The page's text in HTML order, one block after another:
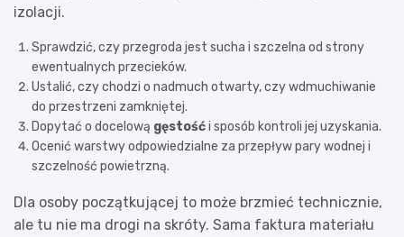
izolacji.
Sprawdzić, czy przegroda jest sucha i szczelna od strony
ewentualnych przecieków.
Ustalić, czy chodzi o nadmuch otwarty, czy wdmuchiwanie
do przestrzeni zamkniętej.
Dopytać o docelową gęstośći sposób kontroli jej uzyskania.
Ocenić warstwy odpowiedzialne za przepływ pary wodnej i
szczelność powietrzną.
Dla osoby początkującej to może brzmieć technicznie,
ale tu nie ma drogi na skróty. Sama faktura materiału